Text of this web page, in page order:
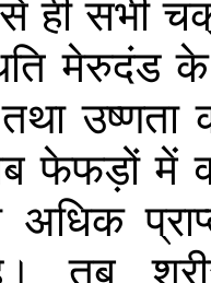
से ही सभी
मेरुदंड के
तथा उष्णता
फेफड़ों में
अधिक
तब